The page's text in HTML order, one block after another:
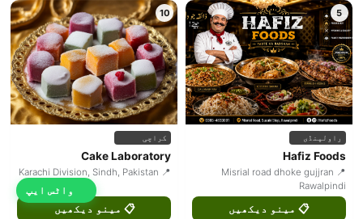
5
راولپنڈی
Hafiz Foods
📍 Misrial road dhoke gujjran
Rawalpindi
📋 مینو دیکھیں
10
کراچی
Cake Laboratory
📍 Karachi Division, Sindh, Pakistan
📋 مینو دیکھیں
واٹس ایپ